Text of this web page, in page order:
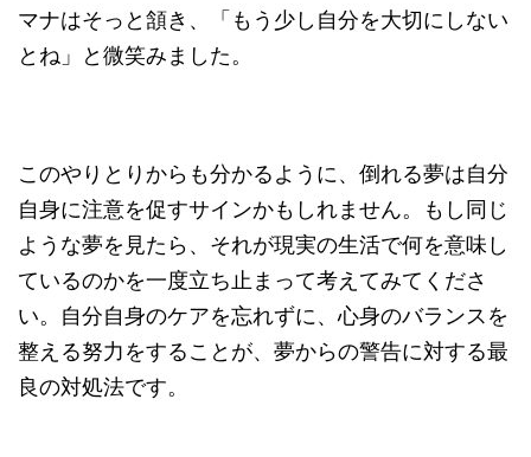
マナはそっと頷き、「もう少し自分を大切にしない
とね」と微笑みました。
このやりとりからも分かるように、倒れる夢は自分
自身に注意を促すサインかもしれません。もし同じ
ような夢を見たら、それが現実の生活で何を意味し
ているのかを一度立ち止まって考えてみてくださ
い。自分自身のケアを忘れずに、心身のバランスを
整える努力をすることが、夢からの警告に対する最
良の対処法です。